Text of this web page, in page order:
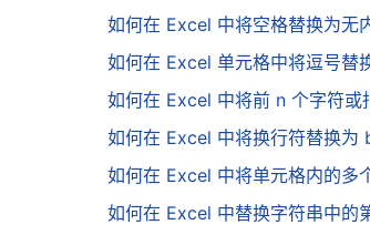
如何在 Excel 中将空格替换为无
如何在 Excel 单元格中将逗号替
如何在 Excel 中将前 n 个字符或
如何在 Excel 中将换行符替换为
如何在 Excel 中将单元格内的多
如何在 Excel 中替换字符串中的